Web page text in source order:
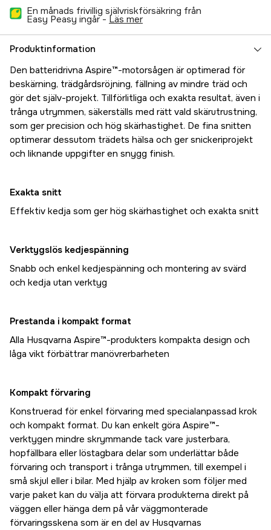
En månads frivillig självriskförsäkring från
Easy Peasy ingår - läs mer
Produktinformation
Den batteridrivna Aspire™-motorsågen är optimerad för
beskärning, trädgårdsröjning, fällning av mindre träd och
gör det själv-projekt. Tillförlitliga och exakta resultat, även i
trånga utrymmen, säkerställs med rätt vald skärutrustning,
som ger precision och hög skärhastighet. De fina snitten
optimerar dessutom trädets hälsa och ger snickeriprojekt
och liknande uppgifter en snygg finish.
Exakta snitt
Effektiv kedja som ger hög skärhastighet och exakta snitt
Verktygslös kedjespänning
Snabb och enkel kedjespänning och montering av svärd
och kedja utan verktyg
Prestanda i kompakt format
Alla Husqvarna Aspire™-produkters kompakta design och
låga vikt förbättrar manövrerbarheten
Kompakt förvaring
Konstruerad för enkel förvaring med specialanpassad krok
och kompakt format. Du kan enkelt göra Aspire™-
verktygen mindre skrymmande tack vare justerbara,
hopfällbara eller löstagbara delar som underlättar både
förvaring och transport i trånga utrymmen, till exempel i
små skjul eller i bilar. Med hjälp av kroken som följer med
varje paket kan du välja att förvara produkterna direkt på
väggen eller hänga dem på vår väggmonterade
förvaringsskena som är en del av Husqvarnas